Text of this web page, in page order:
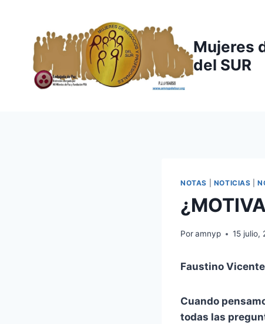
contenido
Mujeres
del SUR
NOTAS NOTICIAS |
Poramnyp 15 julio,
Faustino
Cuando
todas las